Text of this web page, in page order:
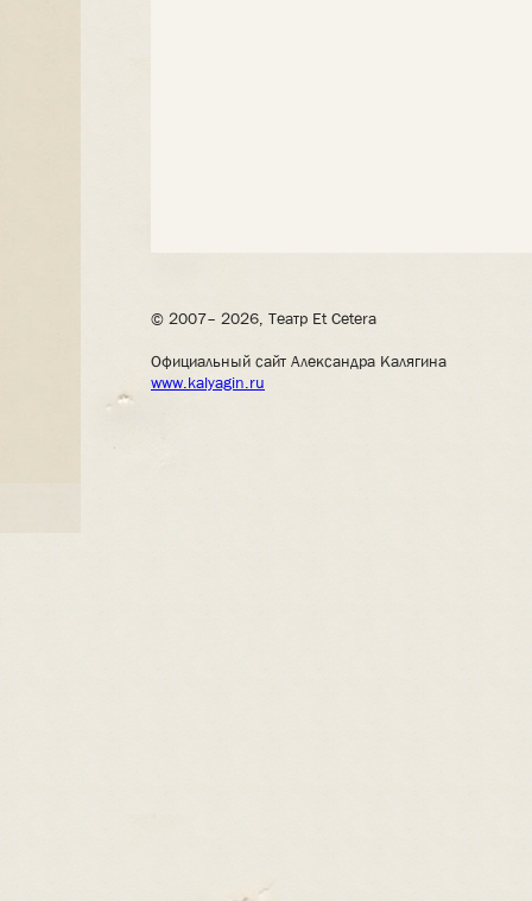
© 2007– 2026, Театр Et Cetera
Официальный сайт Александра Калягина
www.kalyagin.ru